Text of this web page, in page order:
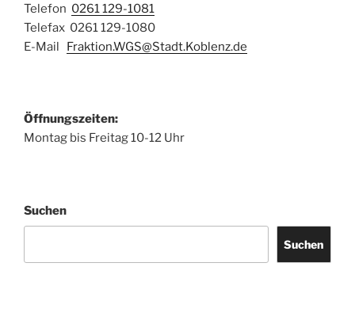
Telefon 0261 129-1081
Telefax 0261 129-1080
E-Mail Fraktion.WGS@Stadt.Koblenz.de
Öffnungszeiten:
Montag bis Freitag 10-12 Uhr
Suchen
Suchen